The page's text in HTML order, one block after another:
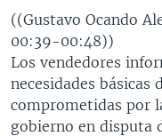
((Gustavo Ocando
00:39-00:48))
Los vendedores
necesidades básicas
comprometidas por
gobierno en disputa